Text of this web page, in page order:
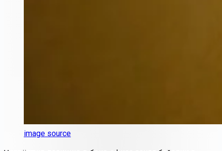
image source